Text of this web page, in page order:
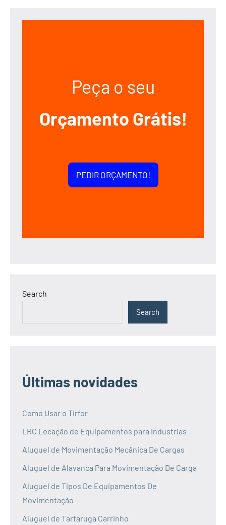
Peça o seu
Orçamento Grátis!
PEDIR ORÇAMENTO!
Search
Search
Últimas novidades
Como Usar o Tirfor
LRC Locação de Equipamentos para Industrias
Aluguel de Movimentação Mecânica De Cargas
Aluguel de Alavanca Para Movimentação De Carga
Aluguel de Tipos De Equipamentos De
Movimentação
Aluguel de Tartaruga Carrinho